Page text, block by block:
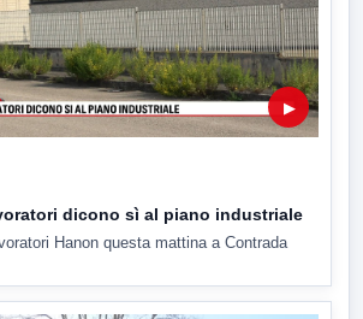
▶
dicono sì al piano industriale
Hanon questa mattina a Contrada